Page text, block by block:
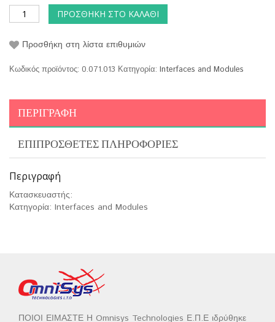
ΠΡΟΣΘΉΚΗ ΣΤΟ ΚΑΛΆΘΙ
Προσθήκη στη λίστα επιθυμιών
Κωδικός προϊόντος: 0.071.013 Κατηγορία: Interfaces and Modules
ΠΕΡΙΓΡΑΦΉ
ΕΠΙΠΡΌΣΘΕΤΕΣ ΠΛΗΡΟΦΟΡΊΕΣ
Περιγραφή
Κατασκευαστής:
Κατηγορία: Interfaces and Modules
ΠΟΙΟΙ ΕΙΜΑΣΤΕ Η Omnisys Technologies Ε.Π.Ε ιδρύθηκε